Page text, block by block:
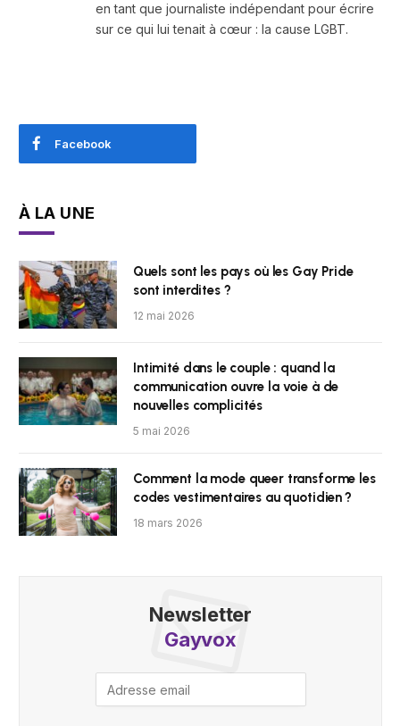
en tant que journaliste indépendant pour écrire
sur ce qui lui tenait à cœur : la cause LGBT.
Facebook
À LA UNE
Quels sont les pays où les Gay Pride
sont interdites ?
12 mai 2026
Intimité dans le couple : quand la
communication ouvre la voie à de
nouvelles complicités
5 mai 2026
Comment la mode queer transforme les
codes vestimentaires au quotidien ?
18 mars 2026
Newsletter
Gayvox